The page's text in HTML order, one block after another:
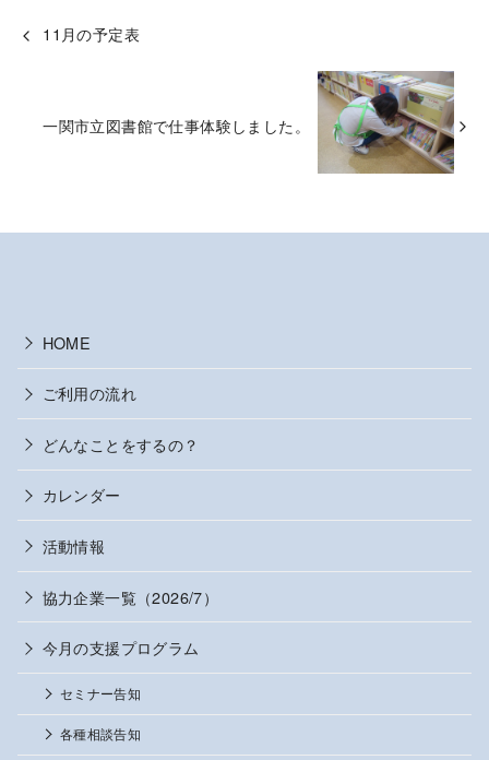
11月の予定表
一関市立図書館で仕事体験しました。
HOME
ご利用の流れ
どんなことをするの？
カレンダー
活動情報
協力企業一覧（2026/7）
今月の支援プログラム
セミナー告知
各種相談告知